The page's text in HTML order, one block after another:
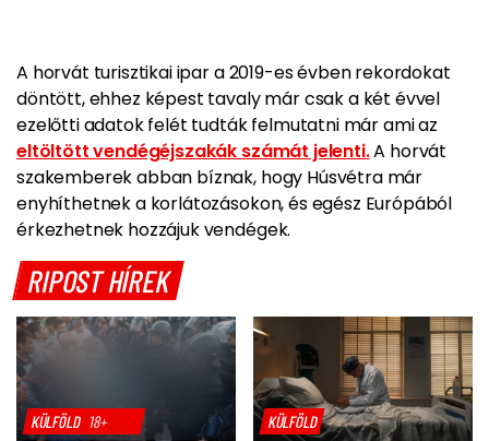
A horvát turisztikai ipar a 2019-es évben rekordokat
döntött, ehhez képest tavaly már csak a két évvel
ezelőtti adatok felét tudták felmutatni már ami az
eltöltött vendégéjszakák számát jelenti.A horvát
szakemberek abban bíznak, hogy Húsvétra már
enyhíthetnek a korlátozásokon, és egész Európából
érkezhetnek hozzájuk vendégek.
RIPOST HÍREK
KÜLFÖLD 18+ KÜLFÖLD